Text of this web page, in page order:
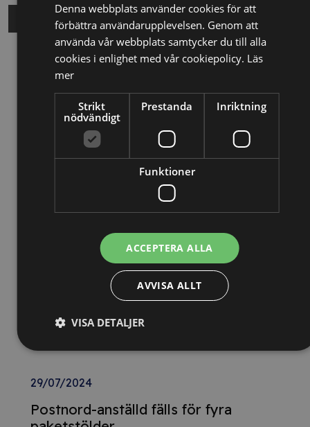
Relaterade nyheter
13/10/2025
Nya Världsbanksregler öppnar för
svenska företag – lär dig vinna
upphandlingar med våra nya kurser
Tillgänglighetsdirektivet
från tidigare år – döms för
29/07/2024
Postnord-anställd fälls för fyra
Denna webbplats använder cookies för att
förbättra användarupplevelsen. Genom att
använda vår webbplats samtycker du till alla
cookies i enlighet med vår cookiepolicy. Läs
mer
Strikt
nödvändigt
Prestanda Inriktning
Funktioner
ACCEPTERA ALLA
AVVISA ALLT
VISA DETALJER